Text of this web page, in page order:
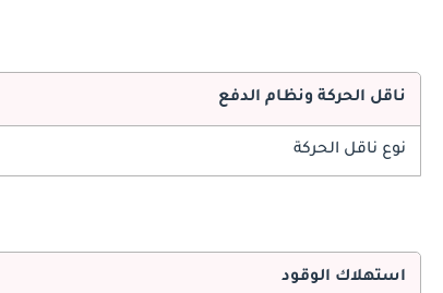
ناقل الحركة ونظام الدفع
نوع ناقل الحركة
استهلاك الوقود